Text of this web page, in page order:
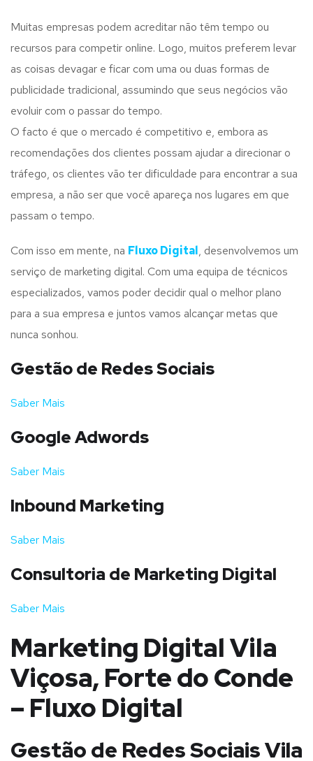
Muitas empresas podem acreditar não têm tempo ou
recursos para competir online. Logo, muitos preferem levar
as coisas devagar e ficar com uma ou duas formas de
publicidade tradicional, assumindo que seus negócios vão
evoluir com o passar do tempo.
O facto é que o mercado é competitivo e, embora as
recomendações dos clientes possam ajudar a direcionar o
tráfego, os clientes vão ter dificuldade para encontrar a sua
empresa, a não ser que você apareça nos lugares em que
passam o tempo.
Com isso em mente, na Fluxo Digital, desenvolvemos um
serviço de marketing digital. Com uma equipa de técnicos
especializados, vamos poder decidir qual o melhor plano
para a sua empresa e juntos vamos alcançar metas que
nunca sonhou.
Gestão de Redes Sociais
Saber Mais
Google Adwords
Saber Mais
Inbound Marketing
Saber Mais
Consultoria de Marketing Digital
Saber Mais
Marketing Digital Vila
Viçosa, Forte do Conde
– Fluxo Digital
Gestão de Redes Sociais Vila